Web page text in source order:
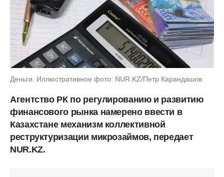
Деньги. Иллюстративное фото: NUR.KZ/Петр Карандашов
Агентство РК по регулированию и развитию
финансового рынка намерено ввести в
Казахстане механизм коллективной
реструктуризации микрозаймов, передает
NUR.KZ.